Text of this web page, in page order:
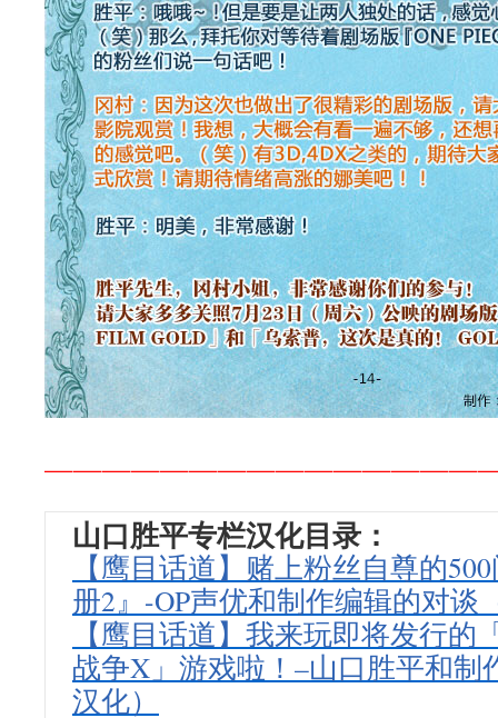
山口胜平专栏汉化目录：
【鹰目话道】赌上粉丝自尊的
册2』-OP声优和制作编辑的对谈
【鹰目话道】我来玩即将发行的
战争X」游戏啦！–山口胜平和制
汉化）